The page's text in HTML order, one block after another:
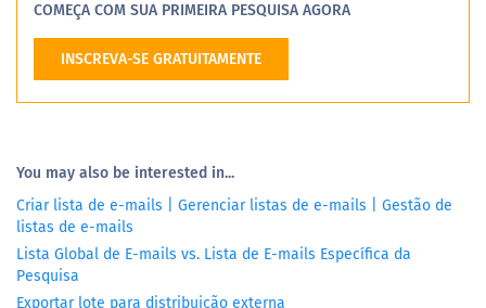
COMEÇA COM SUA PRIMEIRA PESQUISA AGORA
INSCREVA-SE GRATUITAMENTE
You may also be interested in...
Criar lista de e-mails | Gerenciar listas de e-mails | Gestão de
listas de e-mails
Lista Global de E-mails vs. Lista de E-mails Específica da
Pesquisa
Exportar lote para distribuição externa